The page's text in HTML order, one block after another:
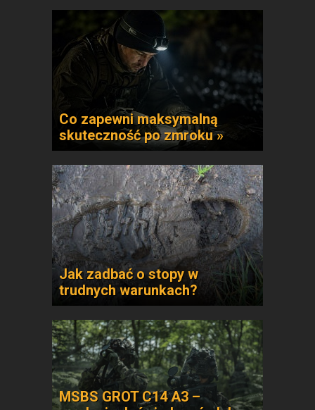
Co zapewni maksymalną
skuteczność po zmroku »
Jak zadbać o stopy w
trudnych warunkach?
MSBS GROT C14 A3 –